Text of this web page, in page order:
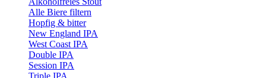
Alle Biere filtern
Hopfig & bitter
New England IPA
West Coast IPA
Double IPA
Session IPA